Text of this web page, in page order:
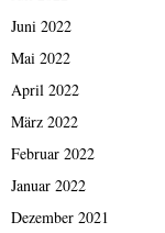
Juni 2022
Mai 2022
April 2022
März 2022
Februar 2022
Januar 2022
Dezember 2021